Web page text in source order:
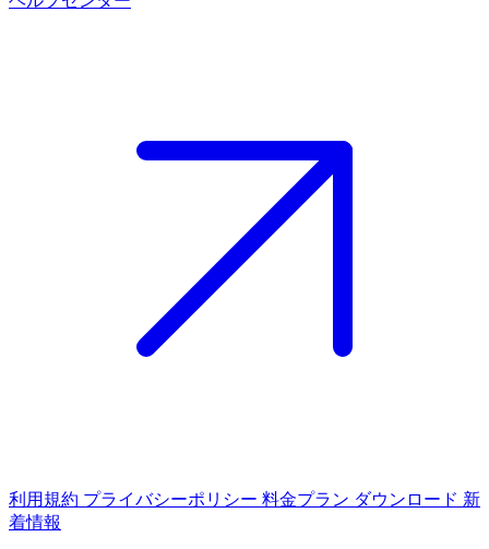
利用規約 プライバシーポリシー 料金プラン ダウンロード 新
着情報